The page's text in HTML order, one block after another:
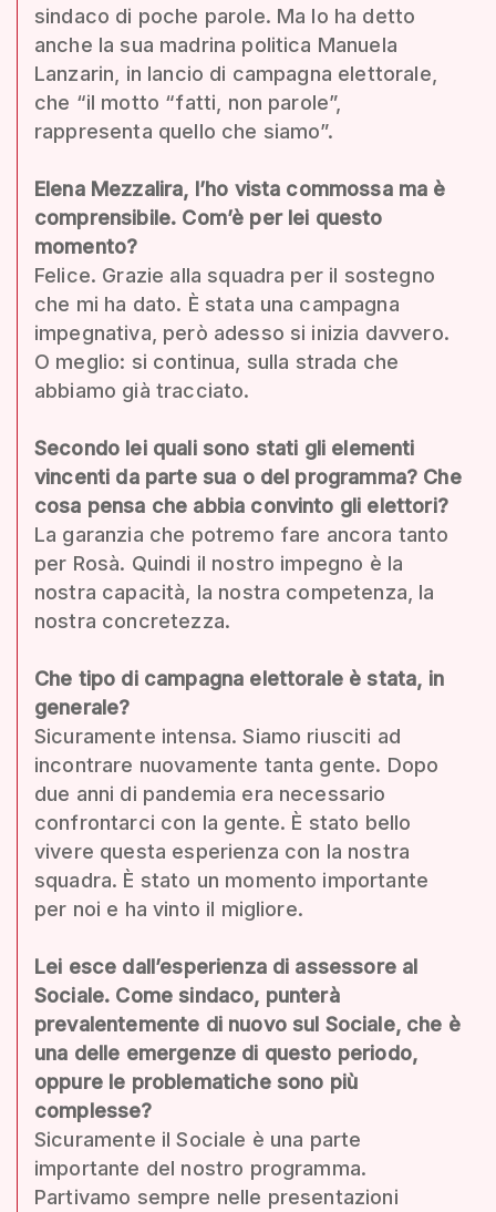
sindaco di poche parole. Ma lo ha detto
anche la sua madrina politica Manuela
Lanzarin, in lancio di campagna elettorale,
che “il motto “fatti, non parole”,
rappresenta quello che siamo”.
Elena Mezzalira, l’ho vista commossa ma è
comprensibile. Com’è per lei questo
momento?
Felice. Grazie alla squadra per il sostegno
che mi ha dato. È stata una campagna
impegnativa, però adesso si inizia davvero.
O meglio: si continua, sulla strada che
abbiamo già tracciato.
Secondo lei quali sono stati gli elementi
vincenti da parte sua o del programma? Che
cosa pensa che abbia convinto gli elettori?
La garanzia che potremo fare ancora tanto
per Rosà. Quindi il nostro impegno è la
nostra capacità, la nostra competenza, la
nostra concretezza.
Che tipo di campagna elettorale è stata, in
generale?
Sicuramente intensa. Siamo riusciti ad
incontrare nuovamente tanta gente. Dopo
due anni di pandemia era necessario
confrontarci con la gente. È stato bello
vivere questa esperienza con la nostra
squadra. È stato un momento importante
per noi e ha vinto il migliore.
Lei esce dall’esperienza di assessore al
Sociale. Come sindaco, punterà
prevalentemente di nuovo sul Sociale, che è
una delle emergenze di questo periodo,
oppure le problematiche sono più
complesse?
Sicuramente il Sociale è una parte
importante del nostro programma.
Partivamo sempre nelle presentazioni